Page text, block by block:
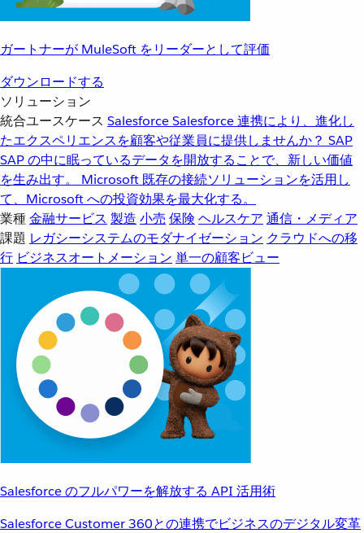
ガートナーが MuleSoft をリーダーとして評価
ダウンロードする
ソリューション
統合ユースケース SalesforceSalesforce 連携により、進化し
たエクスペリエンスを顧客や従業員に提供しませんか？ SAP
SAP の中に眠っているデータを開放することで、新しい価値
を生み出す。
Microsoft 既存の接続ソリューションを活用し
て、Microsoft への投資効果を最大化する。
業種金融サービス 製造 小売 保険 ヘルスケア 通信・メディア
課題 レガシーシステムのモダナイゼーション クラウドへの移
行 ビジネスオートメーション 単一の顧客ビュー
Salesforce のフルパワーを解放する API 活用術
Salesforce Customer 360との連携でビジネスのデジタル変革